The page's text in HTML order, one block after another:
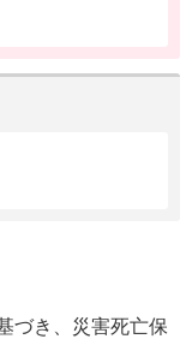
づき、災害死亡保